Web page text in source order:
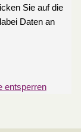
Sie auf die
Daten an
entsperren